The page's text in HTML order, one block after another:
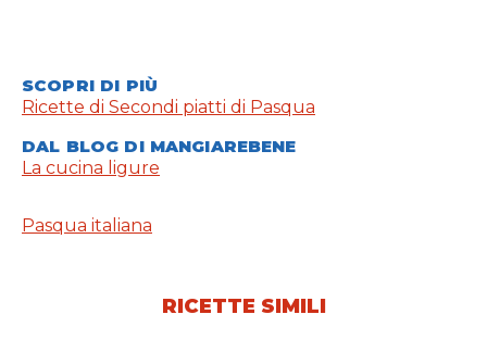
SCOPRI DI PIÙ
Ricette di Secondi piatti di Pasqua
DAL BLOG DI MANGIAREBENE
La cucina ligure
Pasqua italiana
RICETTE SIMILI